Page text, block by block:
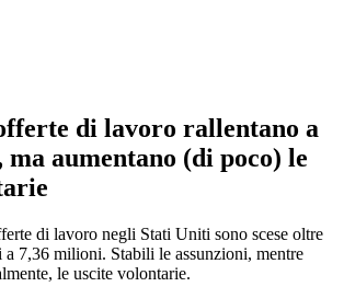
di lavoro rallentano a
ma aumentano (di poco) le
di lavoro negli Stati Uniti sono scese oltre
a 7,36 milioni. Stabili le assunzioni, mentre
le uscite volontarie.